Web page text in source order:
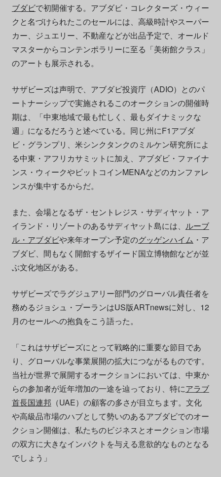
ブダビで初開催する。アブダビ・コレクターズ・ウィー
クと名づけられたこのセールには、高級時計やスーパー
カー、ジュエリー、不動産などが出品予定で、オールド
マスターからコンテンポラリーに至る「美術館クラス」
のアートも展示される。
サザビーズは声明で、アブダビ投資庁（ADIO）とのパ
ートナーシップで実施されるこのオークションの開催時
期は、「中東地域で最も忙しく、最もダイナミックな
週」になるだろうと述べている。同じ州にF1アブダ
ビ・グランプリ、米シンクタンクのミルケン研究所によ
る中東・アフリカサミットに加え、アブダビ・ファイナ
ンス・ウィークやビットコインMENAなどのカンファレ
ンスが集中するからだ。
また、会場となるザ・セントレジス・サディヤット・ア
イランド・リゾートのあるサディヤット島には、 ルーブ
ル・アブダビや来年オープン予定のグッゲンハイム ・ア
ブダビ、間もなく開館するザイード国立博物館などが並
ぶ文化地区がある。
サザビーズでラグジュアリー部門のグローバル責任者を
務めるジョシュ・プーランはUS版ARTnewsに対し、12
月のセールへの抱負をこう語った。
「これはサザビーズにとって戦略的に重要な節目であ
り、グローバルな事業展開の拡大につながるものです。
当社が世界で展開するオークションにおいては、中東か
らの参加者が近年増加の一途を辿っており、特にアラブ
首長国連邦 （UAE）の顧客の多さが目立ちます。文化
や高級品市場のハブとして勢いのあるアブダビでのオー
クション開催は、私たちのビジネスとオークション市場
の双方に大きなインパクトを与える意欲的なものとなる
でしょう」